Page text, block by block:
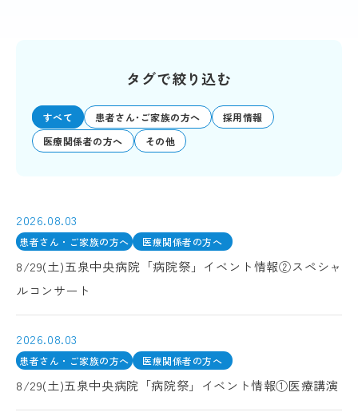
タグで絞り込む
すべて 患者さん･ご家族の方へ
採用情報
医療関係者の方へ
その他
2026.08.03
患者さん・ご家族の方へ 医療関係者の方へ
8/29(土)五泉中央病院「病院祭」イベント情報②スペシャ
ルコンサート
2026.08.03
患者さん・ご家族の方へ 医療関係者の方へ
8/29(土)五泉中央病院「病院祭」イベント情報①医療講演